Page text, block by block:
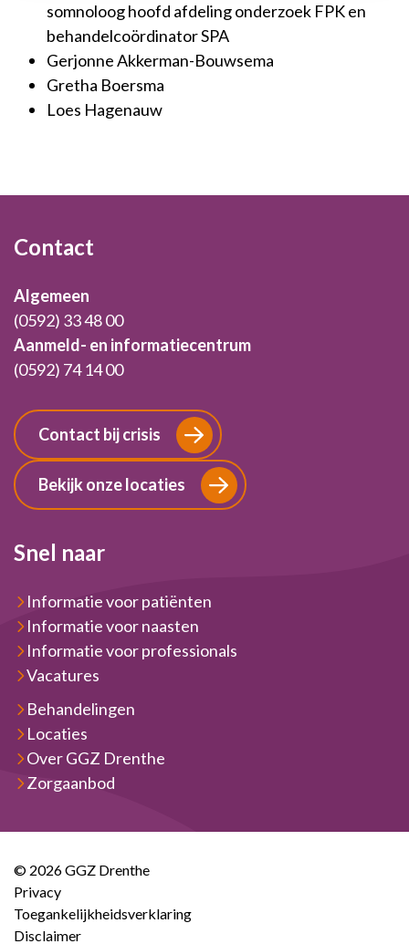
somnoloog hoofd afdeling onderzoek FPK en
behandelcoördinator SPA
Gerjonne Akkerman-Bouwsema
Gretha Boersma
Loes Hagenauw
Contact
Algemeen
(0592) 33 48 00
Aanmeld- en informatiecentrum
(0592) 74 14 00
Contact bij crisis
Bekijk onze locaties
Snel naar
Informatie voor patiënten
Informatie voor naasten
Informatie voor professionals
Vacatures
Behandelingen
Locaties
Over GGZ Drenthe
Zorgaanbod
© 2026 GGZ Drenthe
Privacy
Toegankelijkheidsverklaring
Disclaimer